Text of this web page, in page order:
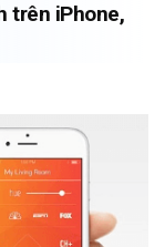
trên iPhone,